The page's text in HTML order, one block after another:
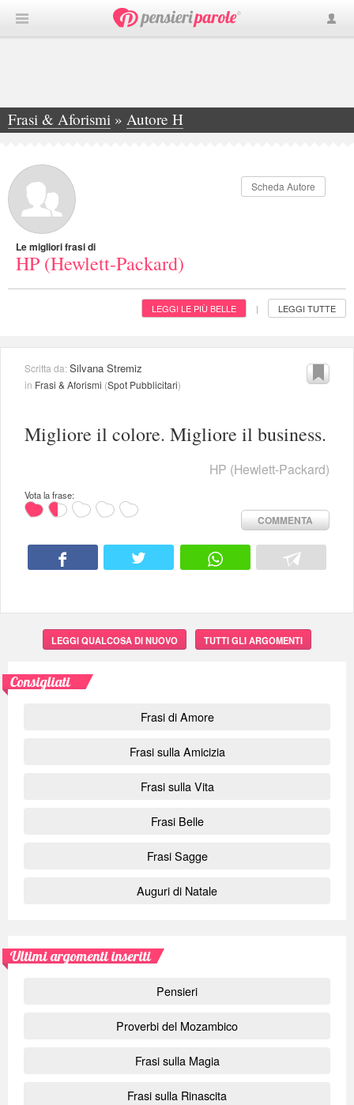
Frasi & Aforismi » Autore H
»HP (Hewlett-Packard)
Scheda Autore
Le migliori frasi di
HP (Hewlett-Packard)
LEGGI LE PIÙ BELLE | LEGGI TUTTE
Scritta da:Silvana Stremiz
in Frasi & Aforismi (Spot Pubblicitari)
Migliore il colore. Migliore il business.
HP (Hewlett-Packard)
Vota la frase:
COMMENTA
LEGGI QUALCOSA DI NUOVO TUTTI GLI ARGOMENTI
Consigliati
Frasi di Amore
Frasi sulla Amicizia
Frasi sulla Vita
Frasi Belle
Frasi Sagge
Auguri di Natale
Ultimi argomenti inseriti
Pensieri
Proverbi del Mozambico
Frasi sulla Magia
Frasi sulla Rinascita